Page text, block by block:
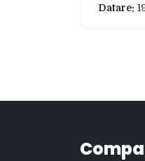
Datare: